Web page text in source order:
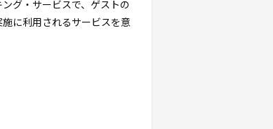
グ・サービスで、ゲストの
に利用されるサービスを意